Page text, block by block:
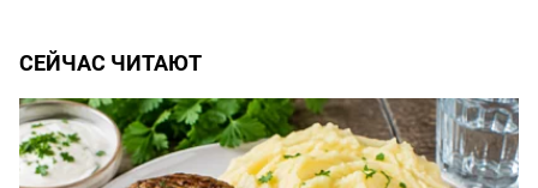
СЕЙЧАС ЧИТАЮТ